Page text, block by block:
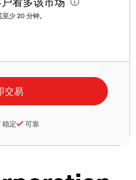
少 20 分钟。
稳定 可靠